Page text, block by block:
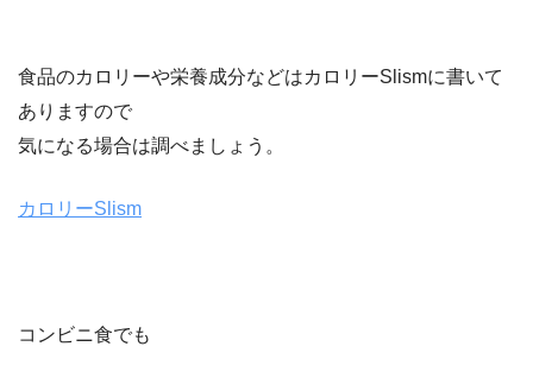
食品のカロリーや栄養成分などはカロリーSlismに書いて
ありますので
気になる場合は調べましょう。
カロリーSlism
コンビニ食でも